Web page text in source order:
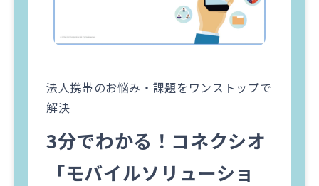
法人携帯のお悩み・課題をワンストップで
解決
3分でわかる！コネクシオ​
「モバイルソリューショ